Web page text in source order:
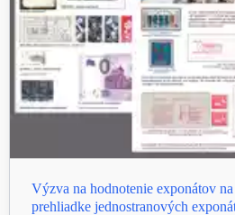
Výzva na hodnotenie exponátov
prehliadke jednostranových